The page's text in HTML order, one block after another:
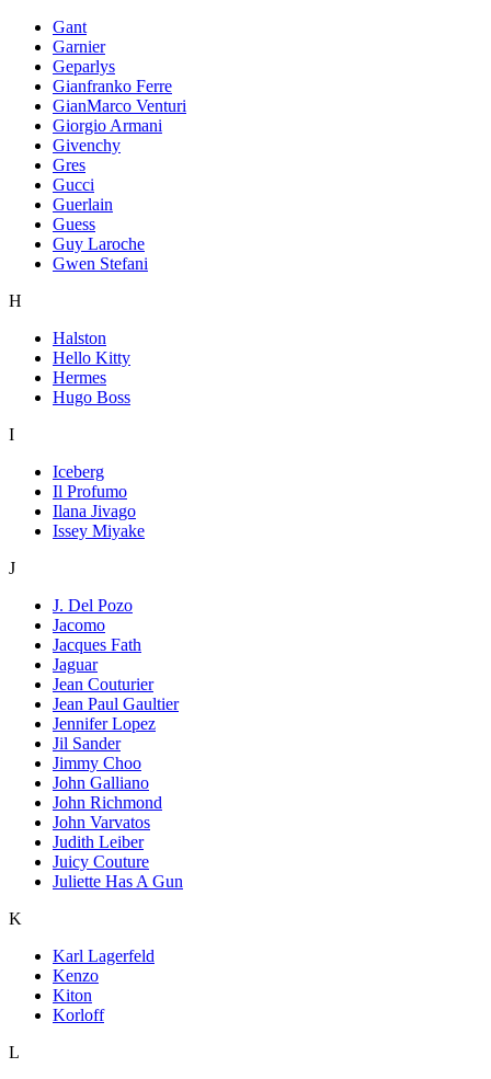
Gant
Garnier
Geparlys
Gianfranko Ferre
GianMarco Venturi
Giorgio Armani
Givenchy
Gres
Gucci
Guerlain
Guess
Guy Laroche
Gwen Stefani
H
Halston
Hello Kitty
Hermes
Hugo Boss
I
Iceberg
Il Profumo
Ilana Jivago
Issey Miyake
J
J. Del Pozo
Jacomo
Jacques Fath
Jaguar
Jean Couturier
Jean Paul Gaultier
Jennifer Lopez
Jil Sander
Jimmy Choo
John Galliano
John Richmond
John Varvatos
Judith Leiber
Juicy Couture
Juliette Has A Gun
K
Karl Lagerfeld
Kenzo
Kiton
Korloff
L